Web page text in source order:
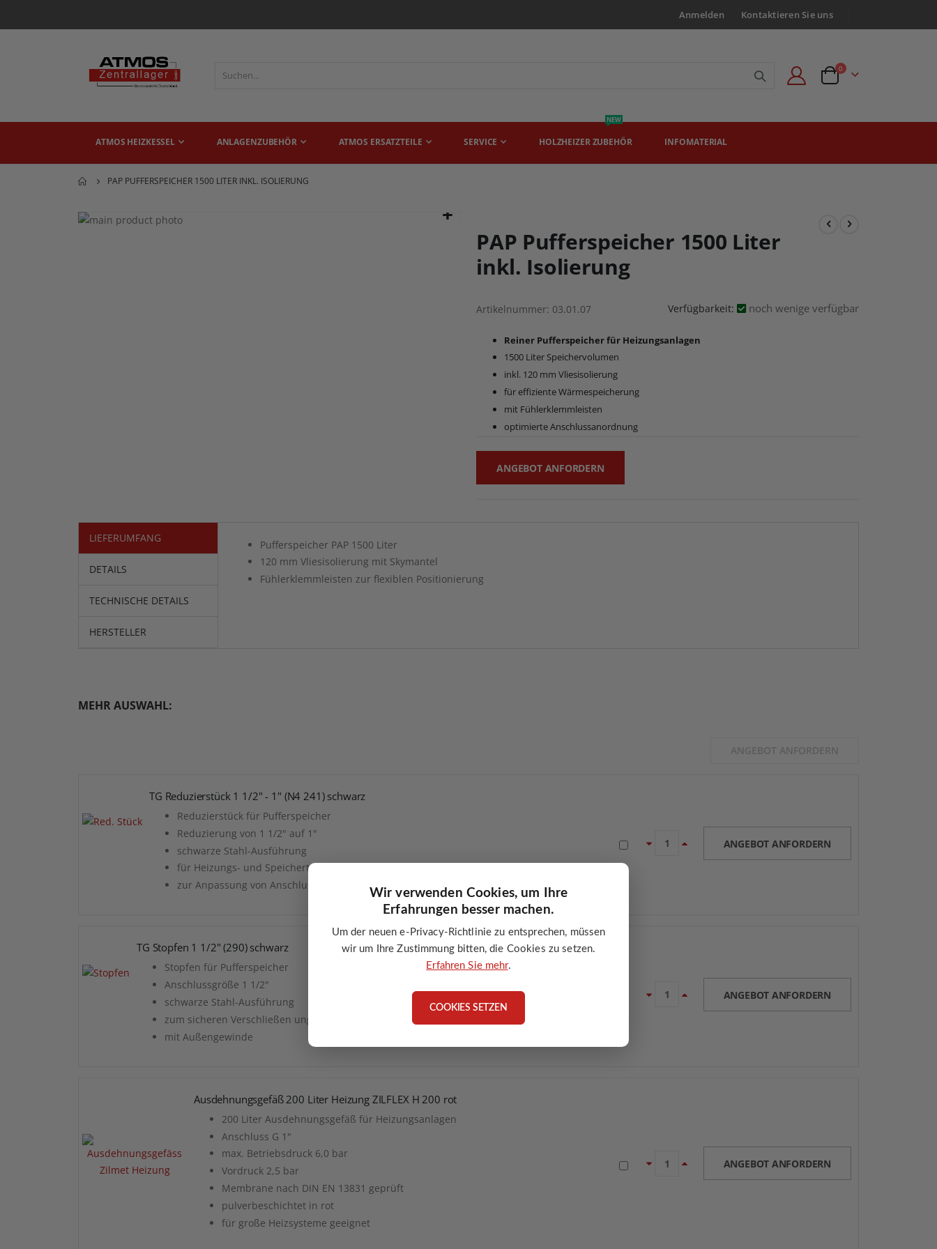
Wir verwenden Cookies, um Ihre
Erfahrungen besser machen.
Um der neuen e-Privacy-Richtlinie zu entsprechen, müssen
wir um Ihre Zustimmung bitten, die Cookies zu setzen.
Erfahren Sie mehr.
COOKIES SETZEN
Anmelden Kontaktieren Sie uns
Angebotsanfrage
0 Artikel
ATMOS HEIZKESSEL ANLAGENZUBEHÖR ATMOS ERSATZTEILE SERVICE HOLZHEIZER ZUBEHÖR
NEW
INFOMATERIAL
PAP PUFFERSPEICHER 1500 LITER INKL. ISOLIERUNG
Zum
PAP Pufferspeicher 1500 Liter
inkl. Isolierung
Artikelnummer 03.01.07 Verfügbarkeit: noch wenige verfügbar
Reiner Pufferspeicher für Heizungsanlagen
1500 Liter Speichervolumen
inkl. 120 mm Vliesisolierung
für effiziente Wärmespeicherung
mit Fühlerklemmleisten
optimierte Anschlussanordnung
ANGEBOT ANFORDERN
LIEFERUMFANG
DETAILS
TECHNISCHE DETAILS
HERSTELLER
Pufferspeicher PAP 1500 Liter
120 mm Vliesisolierung mit Skymantel
Fühlerklemmleisten zur flexiblen Positionierung
MEHR AUSWAHL:
ANGEBOT ANFORDERN
TG Reduzierstück 1 1/2" - 1" (N4 241) schwarz
Reduzierstück für Pufferspeicher
Reduzierung von 1 1/2" auf 1"
schwarze Stahl-Ausführung
für Heizungs- und Speichertechnik
zur Anpassung von Anschlussgrößen
ANGEBOT ANFORDERN
TG Stopfen 1 1/2" (290) schwarz
Stopfen für Pufferspeicher
Anschlussgröße 1 1/2"
schwarze Stahl-Ausführung
zum sicheren Verschließen ungenutzter Anschlüsse
mit Außengewinde
ANGEBOT ANFORDERN
Ausdehnungsgefäß 200 Liter Heizung ZILFLEX H 200 rot
200 Liter Ausdehnungsgefäß für Heizungsanlagen
Anschluss G 1"
max. Betriebsdruck 6,0 bar
Vordruck 2,5 bar
Membrane nach DIN EN 13831 geprüft
pulverbeschichtet in rot
für große Heizsysteme geeignet
ANGEBOT ANFORDERN